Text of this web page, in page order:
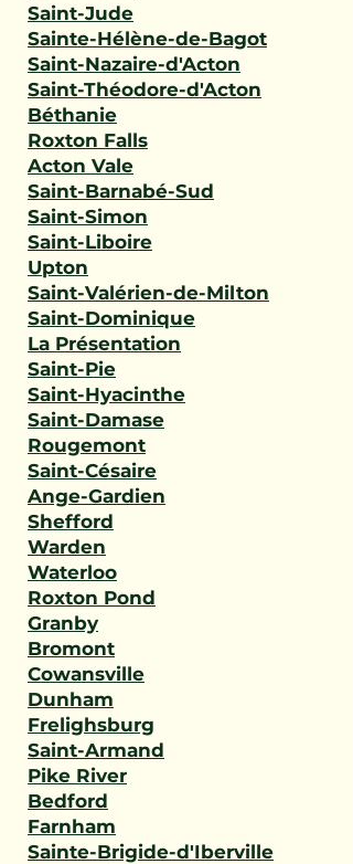
Saint-Jude
Sainte-Hélène-de-Bagot
Saint-Nazaire-d'Acton
Saint-Théodore-d'Acton
Béthanie
Roxton Falls
Acton Vale
Saint-Barnabé-Sud
Saint-Simon
Saint-Liboire
Upton
Saint-Valérien-de-Milton
Saint-Dominique
La Présentation
Saint-Pie
Saint-Hyacinthe
Saint-Damase
Rougemont
Saint-Césaire
Ange-Gardien
Shefford
Warden
Waterloo
Roxton Pond
Granby
Bromont
Cowansville
Dunham
Frelighsburg
Saint-Armand
Pike River
Bedford
Farnham
Sainte-Brigide-d'Iberville